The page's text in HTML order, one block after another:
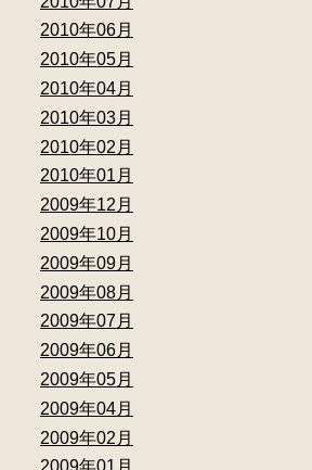
2010年06月
2010年05月
2010年04月
2010年03月
2010年02月
2010年01月
2009年12月
2009年10月
2009年09月
2009年08月
2009年07月
2009年06月
2009年05月
2009年04月
2009年02月